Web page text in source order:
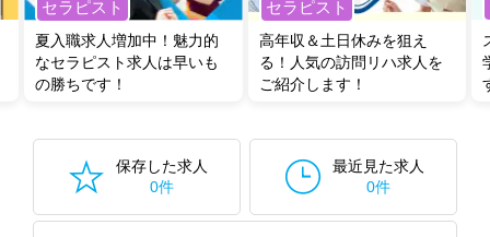
セラピスト
夏入職求人増加中！魅力的
なセラピスト求人は早いも
の勝ちです！
セラピスト
高年収＆土日休みを狙え
る！人気の訪問リハ求人を
ご紹介します！
保存した求人
0件
最近見た求人
0件